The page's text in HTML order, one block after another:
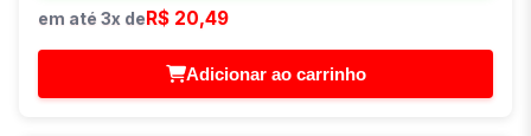
em até 3x deR$ 20,49
Adicionar ao carrinho